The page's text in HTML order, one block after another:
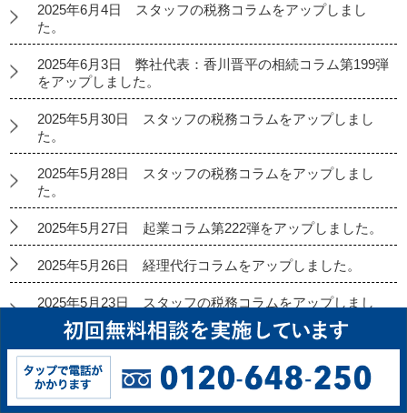
2025年6月4日 スタッフの税務コラムをアップしまし
た。
2025年6月3日 弊社代表：香川晋平の相続コラム第199弾
をアップしました。
2025年5月30日 スタッフの税務コラムをアップしまし
た。
2025年5月28日 スタッフの税務コラムをアップしまし
た。
2025年5月27日 起業コラム第222弾をアップしました。
2025年5月26日 経理代行コラムをアップしました。
2025年5月23日 スタッフの税務コラムをアップしまし
た。
2025年5月21日 スタッフの税務コラムをアップしまし
た。